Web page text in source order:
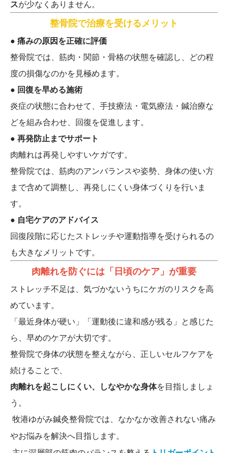
スが少なくありません。
整骨院で治療を受けるメリット
● 痛みの原因を正確に評価
整骨院では、筋肉・関節・骨格の状態を確認し、どの程
度の損傷なのかを見極めます。
● 回復を早める施術
炎症の状態に合わせて、手技療法・電気療法・鍼治療な
どを組み合わせ、回復を促進します。
● 再発防止までサポート
肉離れは再発しやすいケガです。
整骨院では、筋肉のアンバランスや姿勢、身体の使い方
まで含めて調整し、再発しにくい身体づくりを行いま
す。
● 自宅ケアのアドバイス
回復段階に応じたストレッチや運動指導を受けられるの
も大きなメリットです。
肉離れを防ぐには「日頃のケア」が重要
ストレッチ不足は、気づかないうちにケガのリスクを高
めています。
「最近身体が硬い」「運動後に違和感が残る」と感じた
ら、早めのケアが大切です。
整骨院で身体の状態を整えながら、正しいセルフケアを
続けることで、
肉離れを起こしにくい、しなやかな身体を目指しましょ
う。
牧港ゆがみ鍼灸整骨院では、なかなか改善されない痛み
やお悩みを解決へ目指します。